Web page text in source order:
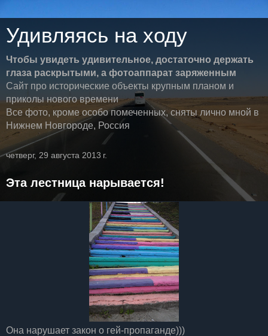
Удивляясь на ходу
Чтобы увидеть удивительное, достаточно держать
глаза раскрытыми, а фотоаппарат заряженным
Сайт про исторические объекты крупным планом и
приколы нового времени
Все фото, кроме особо помеченных, сняты лично мной в
Нижнем Новгороде, Россия
четверг, 29 августа 2013 г.
Эта лестница нарывается!
Она нарушает закон о гей-пропаганде)))